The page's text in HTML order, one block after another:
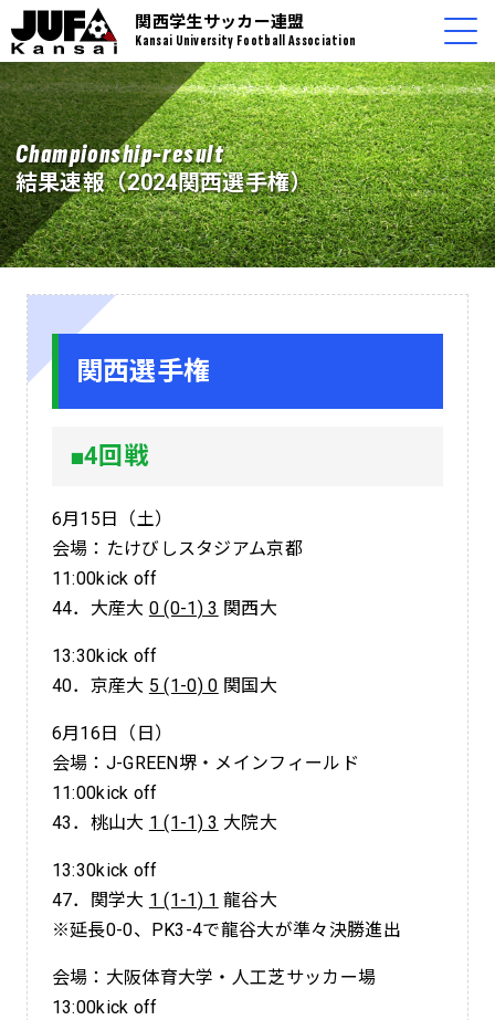
関西学生サッカー連盟
Kansai University Football Association
Championship-result
結果速報（2024関西選手権）
関西選手権
■4回戦
6月15日（土）
会場：たけびしスタジアム京都
11:00kick off
44．大産大 0 (0-1) 3 関西大
13:30kick off
40．京産大 5 (1-0) 0 関国大
6月16日（日）
会場：J-GREEN堺・メインフィールド
11:00kick off
43．桃山大 1 (1-1) 3 大院大
13:30kick off
47．関学大 1 (1-1) 1 龍谷大
※延長0-0、PK3-4で龍谷大が準々決勝進出
会場：大阪体育大学・人工芝サッカー場
13:00kick off